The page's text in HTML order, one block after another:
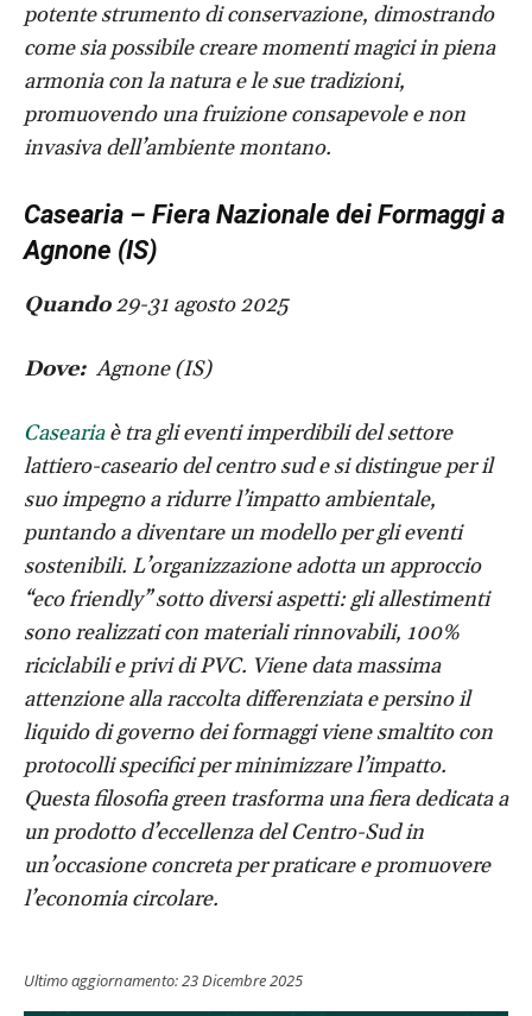
potente strumento di conservazione, dimostrando
come sia possibile creare momenti magici in piena
armonia con la natura e le sue tradizioni,
promuovendo una fruizione consapevole e non
invasiva dell’ambiente montano.
Casearia – Fiera Nazionale dei Formaggi a
Agnone (IS)
Quando29-31 agosto 2025
Dove: Agnone (IS)
Caseariaè tra gli eventi imperdibili del settore
lattiero-caseario del centro sud e si distingue per il
suo impegno a ridurre l’impatto ambientale,
puntando a diventare un modello per gli eventi
sostenibili. L’organizzazione adotta un approccio
“eco friendly” sotto diversi aspetti: gli allestimenti
sono realizzati con materiali rinnovabili, 100%
riciclabili e privi di PVC. Viene data massima
attenzione alla raccolta differenziata e persino il
liquido di governo dei formaggi viene smaltito con
protocolli specifici per minimizzare l’impatto.
Questa filosofia green trasforma una fiera dedicata a
un prodotto d’eccellenza del Centro-Sud in
un’occasione concreta per praticare e promuovere
l’economia circolare.
Ultimo aggiornamento:23 Dicembre 2025